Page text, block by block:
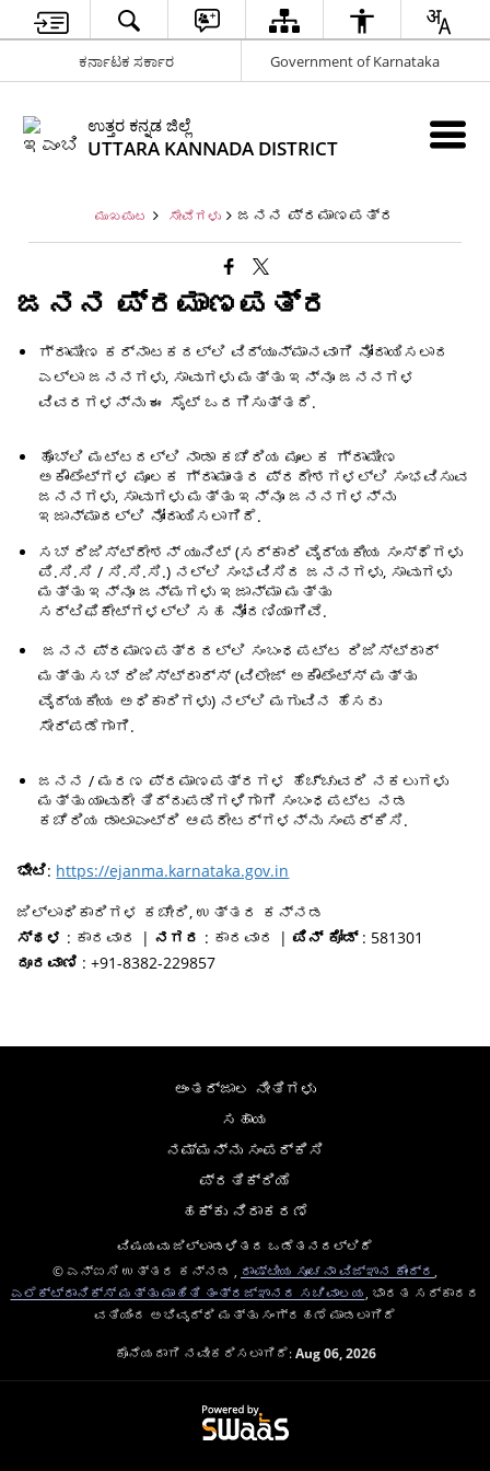
ಕರ್ನಾಟಕ ಸರ್ಕಾರ Government of Karnataka
ಉತ್ತರ ಕನ್ನಡ ಜಿಲ್ಲೆ
UTTARA KANNADA DISTRICT
ಮುಖಪುಟ ಸೇವೆಗಳು ಜನನ ಪ್ರಮಾಣಪತ್ರ
ಜನನ ಪ್ರಮಾಣಪತ್ರ
ಗ್ರಾಮೀಣ ಕರ್ನಾಟಕದಲ್ಲಿ ವಿದ್ಯುನ್ಮಾನವಾಗಿ ನೋಂದಾಯಿಸಲಾದ
ಎಲ್ಲಾ ಜನನಗಳು, ಸಾವುಗಳು ಮತ್ತು ಇನ್ನೂ ಜನನಗಳ
ವಿವರಗಳನ್ನು ಈ ಸೈಟ್ ಒದಗಿಸುತ್ತದೆ.
ಹೊಬ್ಲಿ ಮಟ್ಟದಲ್ಲಿ ನಾಡಾ ಕಚೆರಿಯ ಮೂಲಕ ಗ್ರಾಮೀಣ
ಅಕೌಂಟೆಂಟ್ಗಳ ಮೂಲಕ ಗ್ರಾಮಾಂತರ ಪ್ರದೇಶಗಳಲ್ಲಿ ಸಂಭವಿಸುವ
ಜನನಗಳು, ಸಾವುಗಳು ಮತ್ತು ಇನ್ನೂ ಜನನಗಳನ್ನು
ಇಜಾನ್ಮಾದಲ್ಲಿ ನೋಂದಾಯಿಸಲಾಗಿದೆ.
ಸಬ್ ರಿಜಿಸ್ಟ್ರೇಶನ್ ಯುನಿಟ್ (ಸರ್ಕಾರಿ ವೈದ್ಯಕೀಯ ಸಂಸ್ಥೆಗಳು
ಪಿ.ಸಿ.ಸಿ / ಸಿ.ಸಿ.ಸಿ.) ನಲ್ಲಿ ಸಂಭವಿಸಿದ ಜನನಗಳು, ಸಾವುಗಳು
ಮತ್ತು ಇನ್ನೂ ಜನ್ಮಗಳು ಇಜಾನ್ಮಾ ಮತ್ತು
ಸರ್ಟಿಫಿಕೇಟ್ಗಳಲ್ಲಿ ಸಹ ನೋಂದಣಿಯಾಗಿವೆ.
ಜನನ ಪ್ರಮಾಣಪತ್ರದಲ್ಲಿ ಸಂಬಂಧಪಟ್ಟ ರಿಜಿಸ್ಟ್ರಾರ್
ಮತ್ತು ಸಬ್ ರಿಜಿಸ್ಟ್ರಾರ್ಸ್ (ವಿಲೇಜ್ ಅಕೌಂಟೆಂಟ್ಸ್ ಮತ್ತು
ವೈದ್ಯಕೀಯ ಅಧಿಕಾರಿಗಳು) ನಲ್ಲಿ ಮಗುವಿನ ಹೆಸರು
ಸೇರ್ಪಡೆಗಾಗಿ.
ಜನನ / ಮರಣ ಪ್ರಮಾಣಪತ್ರಗಳ ಹೆಚ್ಚುವರಿ ನಕಲುಗಳು
ಮತ್ತು ಯಾವುದೇ ತಿದ್ದುಪಡಿಗಳಿಗಾಗಿ ಸಂಬಂಧಪಟ್ಟ ನಡ
ಕಚೆರಿಯ ಡಾಟಾಎಂಟ್ರಿ ಆಪರೇಟರ್ಗಳನ್ನು ಸಂಪರ್ಕಿಸಿ.
ಭೇಟಿ: https://ejanma.karnataka.gov.in
ಜಿಲ್ಲಾಧಿಕಾರಿಗಳ ಕಚೇರಿ, ಉತ್ತರ ಕನ್ನಡ
ಸ್ಥಳ : ಕಾರವಾರ | ನಗರ : ಕಾರವಾರ |ಪಿನ್ ಕೋಡ್: 581301
ದೂರವಾಣಿ : +91-8382-229857
ಅಂತರ್ಜಾಲ ನೀತಿಗಳು
ಸಹಾಯ
ನಮ್ಮನ್ನು ಸಂಪರ್ಕಿಸಿ
ಪ್ರತಿಕ್ರಿಯೆ
ಹಕ್ಕು ನಿರಾಕರಣೆ
ವಿಷಯವು ಜಿಲ್ಲಾಡಳಿತದ ಒಡೆತನದಲ್ಲಿದೆ
© ಎನ್ಐಸಿ ಉತ್ತರ ಕನ್ನಡ ,
ರಾಷ್ಟೀಯ ಸೂಚನಾ ವಿಜ್ಞಾನ ಕೇಂದ್ರ
ಎಲೆಕ್ಟ್ರಾನಿಕ್ಸ್ ಮತ್ತು ಮಾಹಿತಿ ತಂತ್ರಜ್ಞಾನದ ಸಚಿವಾಲಯ , ಭಾರತ ಸರ್ಕಾರದ
ವತಿಯಿಂದ ಅಭಿವೃದ್ಧಿ ಮತ್ತು ಸಂಗ್ರಹಣೆ ಮಾಡಲಾಗಿದೆ
ಕೊನೆಯದಾಗಿ ನವೀಕರಿಸಲಾಗಿದೆ:Aug 06, 2026